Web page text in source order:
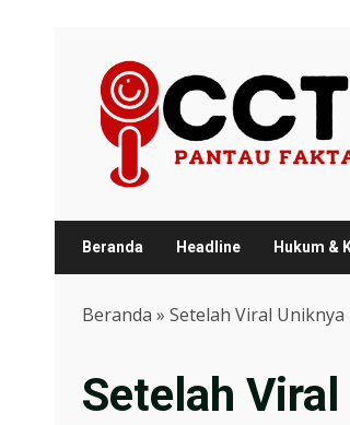
content
Beranda Headline Hukum &
Beranda » Setelah Viral
Setelah